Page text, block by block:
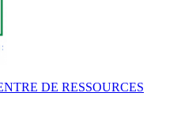
DE RESSOURCES